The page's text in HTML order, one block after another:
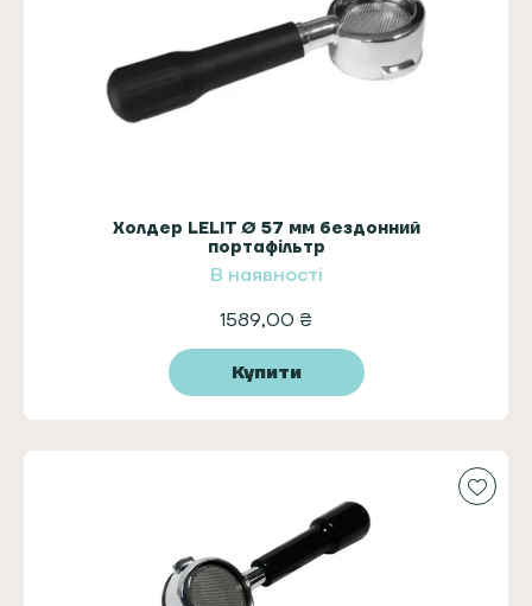
Холдер LELIT Ø 57 мм бездонний
портафільтр
В наявності
1589,00 ₴
Купити